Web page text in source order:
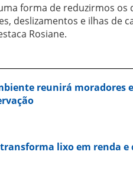
forma de reduzirmos
deslizamentos e ilhas de
Rosiane.
reunirá moradores
transforma lixo em renda e